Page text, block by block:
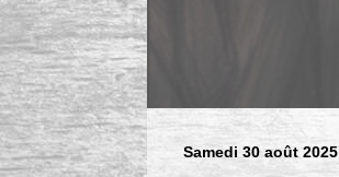
Samedi 30 août 2025